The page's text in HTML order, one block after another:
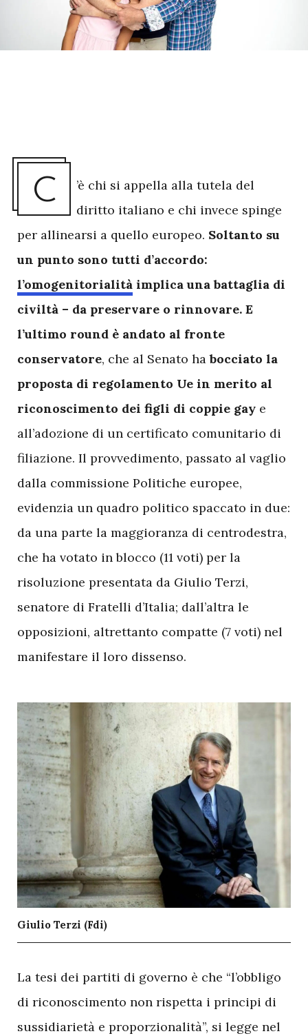
C
’è chi si appella alla tutela del
diritto italiano e chi invece spinge
per allinearsi a quello europeo. Soltanto su
un punto sono tutti d’accordo:
l’omogenitorialità implica una battaglia di
civiltà – da preservare o rinnovare. E
l’ultimo round è andato al fronte
conservatore, che al Senato habocciato la
proposta di regolamento Ue in merito al
riconoscimento dei figli di coppie gay e
all’adozione di un certificato comunitario di
filiazione. Il provvedimento, passato al vaglio
dalla commissione Politiche europee,
evidenzia un quadro politico spaccato in due:
da una parte la maggioranza di centrodestra,
che ha votato in blocco (11 voti) per la
risoluzione presentata da Giulio Terzi,
senatore di Fratelli d’Italia; dall’altra le
opposizioni, altrettanto compatte (7 voti) nel
manifestare il loro dissenso.
Giulio Terzi (Fdi)
La tesi dei partiti di governo è che “l’obbligo
di riconoscimento non rispetta i principi di
sussidiarietà e proporzionalità”, si legge nel